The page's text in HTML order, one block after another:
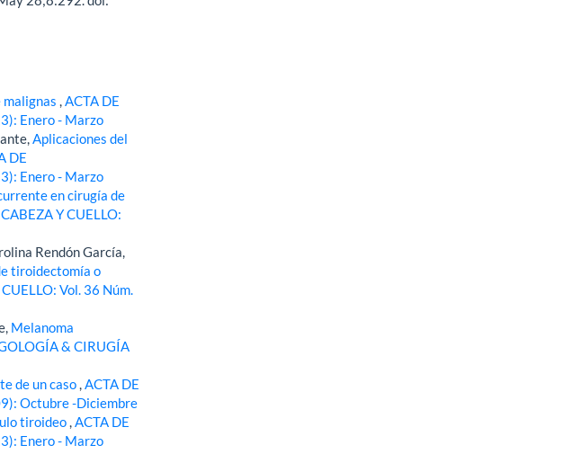
malignas,ACTA DE
Enero - Marzo
Aplicaciones del
DE
Enero - Marzo
en cirugía de
Y CUELLO:
Rendón García,
tiroidectomía o
Vol. 36 Núm.
Melanoma
& CIRUGÍA
de un caso,ACTA DE
Octubre -Diciembre
tiroideo,ACTA DE
Enero - Marzo